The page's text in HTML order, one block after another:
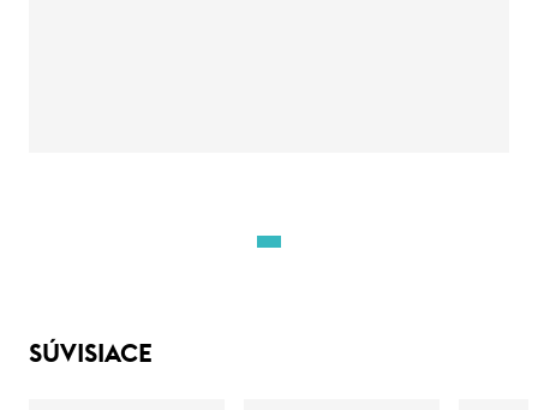
SÚVISIACE